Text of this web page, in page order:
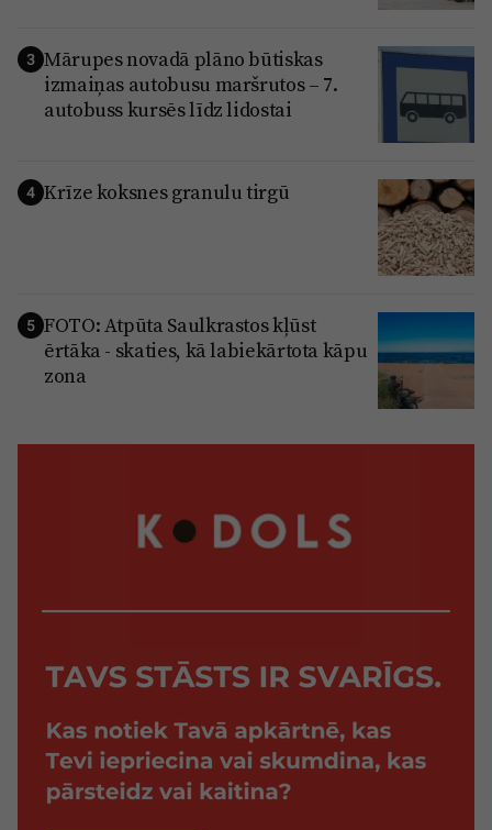
3 Mārupes novadā plāno būtiskas
izmaiņas autobusu maršrutos – 7.
autobuss kursēs līdz lidostai
4 Krīze koksnes granulu tirgū
5 FOTO: Atpūta Saulkrastos kļūst
ērtāka - skaties, kā labiekārtota kāpu
zona